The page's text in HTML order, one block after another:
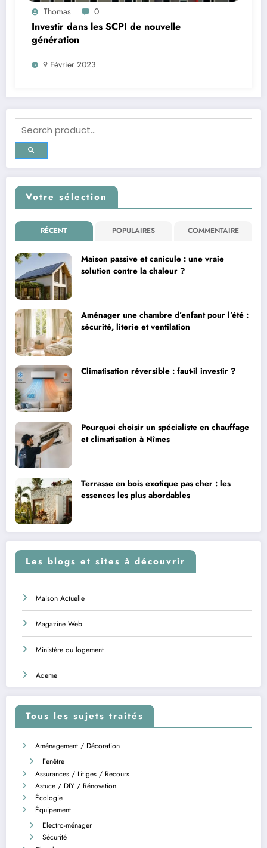
Thomas 0
Investir dans les SCPI de nouvelle
génération
9 Février 2023
Votre sélection
RÉCENT POPULAIRES COMMENTAIRE
Maison passive et canicule : une vraie
solution contre la chaleur ?
Aménager une chambre d’enfant pour l’été :
sécurité, literie et ventilation
Climatisation réversible : faut-il investir ?
Pourquoi choisir un spécialiste en chauffage
et climatisation à Nîmes
Terrasse en bois exotique pas cher : les
essences les plus abordables
Les blogs et sites à découvrir
Maison Actuelle
Magazine Web
Ministère du logement
Ademe
Tous les sujets traités
Aménagement / Décoration
Fenêtre
Assurances / Litiges / Recours
Astuce / DIY / Rénovation
Écologie
Équipement
Electro-ménager
Sécurité